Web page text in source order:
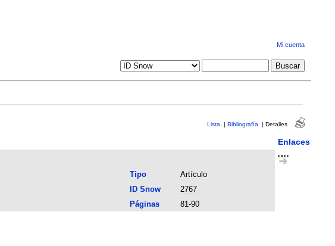
Mi cuenta
Lista | Bibliografía | Detalles
Enlaces
Tipo
Artículo
ID Snow
2767
Páginas
81-90